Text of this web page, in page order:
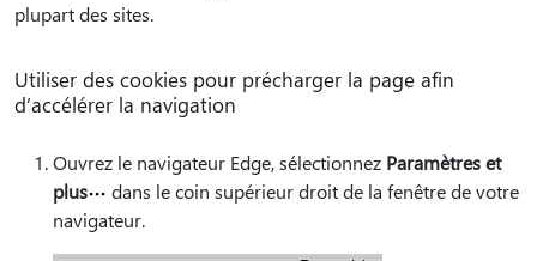
plupart des sites.
Utiliser des cookies pour précharger la page afin
d’accélérer la navigation
Ouvrez le navigateur Edge, sélectionnez Paramètres et
plus
dans le coin supérieur droit de la fenêtre de votre
navigateur.